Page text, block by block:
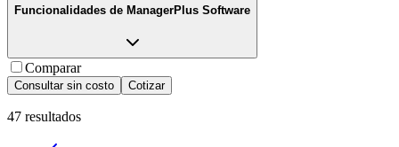
Funcionalidades de ManagerPlus Software
Comparar
Consultar sin costo Cotizar
47 resultados